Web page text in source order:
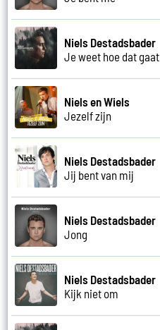
Niels Destadsbader
Je weet hoe dat gaat
Niels en Wiels
Jezelf zijn
Niels Destadsbader
Jij bent van mij
Niels Destadsbader
Jong
Niels Destadsbader
Kijk niet om